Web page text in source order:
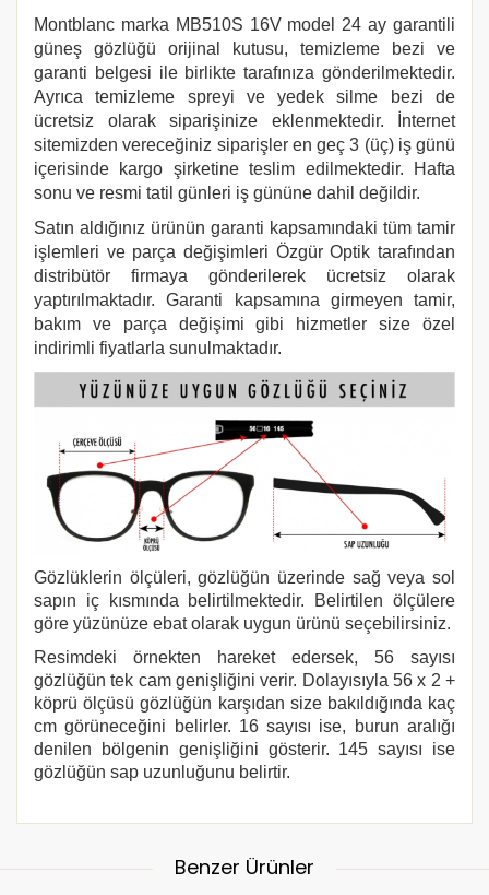
Montblanc marka MB510S 16V model 24 ay garantili
güneş gözlüğü orijinal kutusu, temizleme bezi ve
garanti belgesi ile birlikte tarafınıza gönderilmektedir.
Ayrıca temizleme spreyi ve yedek silme bezi de
ücretsiz olarak siparişinize eklenmektedir. İnternet
sitemizden vereceğiniz siparişler en geç 3 (üç) iş günü
içerisinde kargo şirketine teslim edilmektedir. Hafta
sonu ve resmi tatil günleri iş gününe dahil değildir.
Satın aldığınız ürünün garanti kapsamındaki tüm tamir
işlemleri ve parça değişimleri Özgür Optik tarafından
distribütör firmaya gönderilerek ücretsiz olarak
yaptırılmaktadır. Garanti kapsamına girmeyen tamir,
bakım ve parça değişimi gibi hizmetler size özel
indirimli fiyatlarla sunulmaktadır.
Gözlüklerin ölçüleri, gözlüğün üzerinde sağ veya sol
sapın iç kısmında belirtilmektedir. Belirtilen ölçülere
göre yüzünüze ebat olarak uygun ürünü seçebilirsiniz.
Resimdeki örnekten hareket edersek, 56 sayısı
gözlüğün tek cam genişliğini verir. Dolayısıyla 56 x 2 +
köprü ölçüsü gözlüğün karşıdan size bakıldığında kaç
cm görüneceğini belirler. 16 sayısı ise, burun aralığı
denilen bölgenin genişliğini gösterir. 145 sayısı ise
gözlüğün sap uzunluğunu belirtir.
Benzer Ürünler